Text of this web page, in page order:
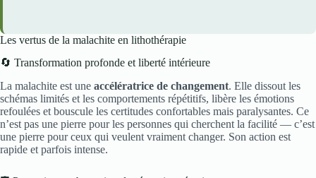
Les vertus de la malachite en lithothérapie
🔄 Transformation profonde et liberté intérieure
La malachite est une accélératrice de changement. Elle dissout les
schémas limités et les comportements répétitifs, libère les émotions
refoulées et bouscule les certitudes confortables mais paralysantes. Ce
n’est pas une pierre pour les personnes qui cherchent la facilité — c’est
une pierre pour ceux qui veulent vraiment changer. Son action est
rapide et parfois intense.